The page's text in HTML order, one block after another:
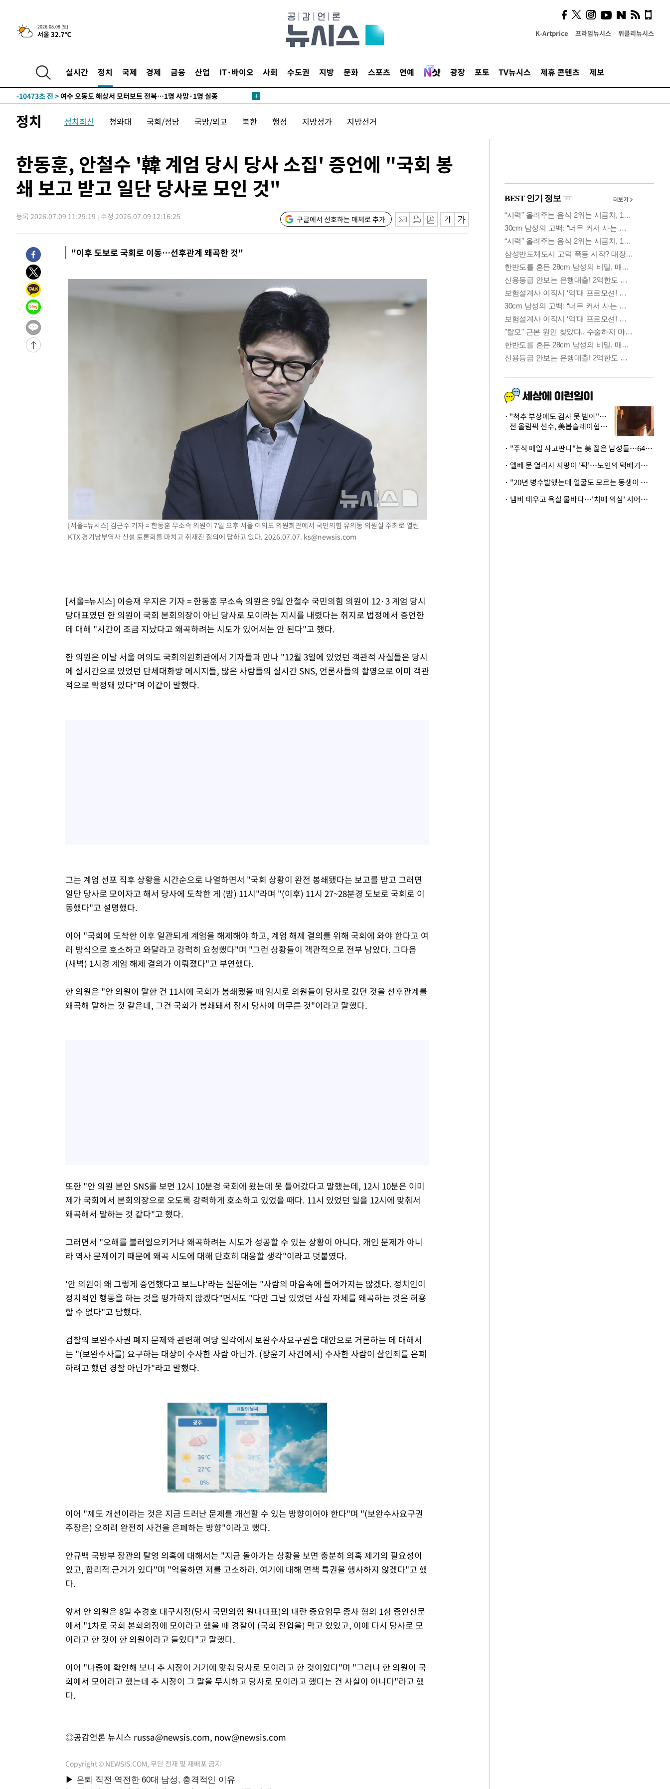
2026.08.08 (토)
서울 32.7℃ K-Artprice 프라임뉴시스 위클리뉴시스
실시간 정치 국제 경제 금융 산업 IT·바이오 사회 수도권 지방 문화 스포츠 연예 광장 포토 TV뉴시스 제휴 콘텐츠 제보
-25801초 전 >온열질환 사망자 3명 늘어…누적 환자 3000명 돌파
-19746초 전 >강릉에 시간당 81.4㎜ 물폭탄…도로 잠기고 담벼락 붕괴
-13563초 전 >
선재도서 해루질 나섰다 실종 60대, 닷새 만에 숨진 채 발견
-11097초 전 >
-10473초 전 >여수 오동도 해상서 모터보트 전복…1명 사망·1명 실종
주 날씨]
-3718초 전 >
축구협회 "압수수색·성접대 논란 사과…쇄신의 기회로 삼겠다"
-2235초 전 >[속보]'압수수색·성접대 논란' 축구협회 "실망과 걱정 안겨드려 죄
4시간 전 >[속보]뉴욕증시 상승 마감…S&P 0.6% 나스닥 1.3%↑
-27800초 전 >낮 최고 35도 '무더위'…동해안 시간당 30㎜ '강한 비'[내일날씨]
-27070초 전 >[속보]이강인 "감독님이 원하는 마음 느꼈고, 많은 트로피 원해 아
-25821초 전 >온열질환 사망자 3명 늘어…누적 환자 3000명 돌파
-19766초 전 >강릉에 시간당 81.4㎜ 물폭탄…도로 잠기고 담벼락 붕괴
-15873초 전 >
백운산서 80년근 천종산삼 9뿌리 발견…감정가 1.3억원
-13583초 전 >
-11117초 전 >
남자 농구, 나고야 아시안게임서 '홈팀' 일본과 한일전
-10493초 전 >
여수 오동도 해상서 모터보트 전복…1명 사망·1명 실종
-6720초 전 >
극한폭염 한풀 꺾이지만…'낮 최고 35도' 무더위, 열대야 계속[다음
주 날씨]
-3738초 전 >
-2255초 전 >
[속보]'압수수색·성접대 논란' 축구협회 "실망과 걱정 안겨드려 죄
송"
2시간 전 >
정치 정치최신 청와대 국회/정당 국방/외교 북한 행정 지방정가 지방선거
한동훈, 안철수 '韓 계엄 당시 당사 소집' 증언에 "국회 봉
쇄 보고 받고 일단 당사로 모인 것"
등록 2026.07.09 11:29:19 수정 2026.07.09 12:16:25 구글에서 선호하는 매체로 추가
"이후 도보로 국회로 이동…선후관계 왜곡한 것"
[서울=뉴시스] 김근수 기자 = 한동훈 무소속 의원이 7일 오후 서울 여의도 의원회관에서 국민의힘 유의동 의원실 주최로 열린
KTX 경기남부역사 신설 토론회를 마치고 취재진 질의에 답하고 있다. 2026.07.07. ks@newsis.com
[서울=뉴시스] 이승재 우지은 기자 = 한동훈 무소속 의원은 9일 안철수 국민의힘 의원이 12·3 계엄 당시
당대표였던 한 의원이 국회 본회의장이 아닌 당사로 모이라는 지시를 내렸다는 취지로 법정에서 증언한
데 대해 "시간이 조금 지났다고 왜곡하려는 시도가 있어서는 안 된다"고 했다.
한 의원은 이날 서울 여의도 국회의원회관에서 기자들과 만나 "12월 3일에 있었던 객관적 사실들은 당시
에 실시간으로 있었던 단체대화방 메시지들, 많은 사람들의 실시간 SNS, 언론사들의 촬영으로 이미 객관
적으로 확정돼 있다"며 이같이 말했다.
그는 계엄 선포 직후 상황을 시간순으로 나열하면서 "국회 상황이 완전 봉쇄됐다는 보고를 받고 그러면
일단 당사로 모이자고 해서 당사에 도착한 게 (밤) 11시"라며 "(이후) 11시 27~28분경 도보로 국회로 이
동했다"고 설명했다.
이어 "국회에 도착한 이후 일관되게 계엄을 해제해야 하고, 계엄 해제 결의를 위해 국회에 와야 한다고 여
러 방식으로 호소하고 와달라고 강력히 요청했다"며 "그런 상황들이 객관적으로 전부 남았다. 그다음
(새벽) 1시경 계엄 해제 결의가 이뤄졌다"고 부연했다.
한 의원은 "안 의원이 말한 건 11시에 국회가 봉쇄됐을 때 임시로 의원들이 당사로 갔던 것을 선후관계를
왜곡해 말하는 것 같은데, 그건 국회가 봉쇄돼서 잠시 당사에 머무른 것"이라고 말했다.
또한 "안 의원 본인 SNS를 보면 12시 10분경 국회에 왔는데 못 들어갔다고 말했는데, 12시 10분은 이미
제가 국회에서 본회의장으로 오도록 강력하게 호소하고 있었을 때다. 11시 있었던 일을 12시에 맞춰서
왜곡해서 말하는 것 같다"고 했다.
그러면서 "오해를 불러일으키거나 왜곡하려는 시도가 성공할 수 있는 상황이 아니다. 개인 문제가 아니
라 역사 문제이기 때문에 왜곡 시도에 대해 단호히 대응할 생각"이라고 덧붙였다.
'안 의원이 왜 그렇게 증언했다고 보느냐'라는 질문에는 "사람의 마음속에 들어가지는 않겠다. 정치인이
정치적인 행동을 하는 것을 평가하지 않겠다"면서도 "다만 그날 있었던 사실 자체를 왜곡하는 것은 허용
할 수 없다"고 답했다.
검찰의 보완수사권 폐지 문제와 관련해 여당 일각에서 보완수사요구권을 대안으로 거론하는 데 대해서
는 "(보완수사를) 요구하는 대상이 수사한 사람 아닌가. (장윤기 사건에서) 수사한 사람이 살인죄를 은폐
하려고 했던 경찰 아닌가"라고 말했다.
이어 "제도 개선이라는 것은 지금 드러난 문제를 개선할 수 있는 방향이어야 한다"며 "(보완수사요구권
주장은) 오히려 완전히 사건을 은폐하는 방향"이라고 했다.
안규백 국방부 장관의 탈영 의혹에 대해서는 "지금 돌아가는 상황을 보면 충분히 의혹 제기의 필요성이
있고, 합리적 근거가 있다"며 "억울하면 저를 고소하라. 여기에 대해 면책 특권을 행사하지 않겠다"고 했
다.
앞서 안 의원은 8일 추경호 대구시장(당시 국민의힘 원내대표)의 내란 중요임무 종사 혐의 1심 증인신문
에서 "1차로 국회 본회의장에 모이라고 했을 때 경찰이 (국회 진입을) 막고 있었고, 이에 다시 당사로 모
이라고 한 것이 한 의원이라고 들었다"고 말했다.
이어 "나중에 확인해 보니 추 시장이 거기에 맞춰 당사로 모이라고 한 것이었다"며 "그러니 한 의원이 국
회에서 모이라고 했는데 추 시장이 그 말을 무시하고 당사로 모이라고 했다는 건 사실이 아니다"라고 했
다.
◎공감언론 뉴시스 russa@newsis.com, now@newsis.com
Copyright © NEWSIS.COM, 무단 전재 및 재배포 금지
사이 해답 찾았죠"…알을
깨고 나온 '초자아'
"척추 부상에도 검사 못 받아"…
전 올림픽 선수, 美봅슬레이협회
· "주식 매일 사고판다"는 美 젊은 남성들…64%가 "나는 인생의 패배자“
· 엘베 문 열리자 지팡이 '퍽'…노인의 택배기사 폭행 이유
· "20년 병수발했는데 얼굴도 모르는 동생이 유산 절반을"…배다른 형제 상속권 있을까
· 냄비 태우고 욕실 물바다…'치매 의심' 시어머니 검사 권유했다가 '날벼락'